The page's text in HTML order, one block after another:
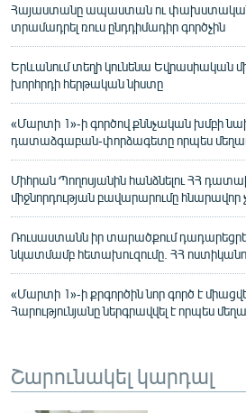
Հայաստանը ապաստան ու
տրամադրել ռուս ընդդիմադիր գործչին
Երևանում տեղի կունենա Եվրասիական
խորհրդի հերթական նիստը
«Մարտի 1»-ի գործով քննչական խմբի
դատաձգաբան-փորձագետը որպես
Միհրան Պողոսյանին հանձնելու ՀՀ
միջնորդության բավարարումը հնարավոր
Ռուսաստանն իր տարածքում դադարեցրել
նկատմամբ հետախուզումը. ՀՀ
«Մարտի 1»-ի քրգործին նոր գործ է
Հարությունյանը ներգրավվել է որպես
Շարունակել կարդալ